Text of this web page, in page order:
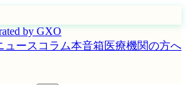
by GXO
ュース コラム本音箱医療機関の方へ